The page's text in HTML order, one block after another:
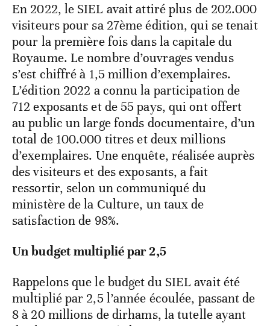
En 2022, le SIEL avait attiré plus de 202.000
visiteurs pour sa 27ème édition, qui se tenait
pour la première fois dans la capitale du
Royaume. Le nombre d’ouvrages vendus
s’est chiffré à 1,5 million d’exemplaires.
L’édition 2022 a connu la participation de
712 exposants et de 55 pays, qui ont offert
au public un large fonds documentaire, d’un
total de 100.000 titres et deux millions
d’exemplaires. Une enquête, réalisée auprès
des visiteurs et des exposants, a fait
ressortir, selon un communiqué du
ministère de la Culture, un taux de
satisfaction de 98%.
Un budget multiplié par 2,5
Rappelons que le budget du SIEL avait été
multiplié par 2,5 l’année écoulée, passant de
8 à 20 millions de dirhams, la tutelle ayant